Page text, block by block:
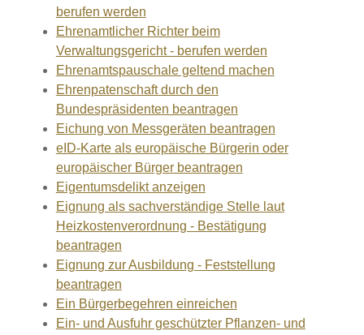
berufen werden
Ehrenamtlicher Richter beim
Verwaltungsgericht - berufen werden
Ehrenamtspauschale geltend machen
Ehrenpatenschaft durch den
Bundespräsidenten beantragen
Eichung von Messgeräten beantragen
eID-Karte als europäische Bürgerin oder
europäischer Bürger beantragen
Eigentumsdelikt anzeigen
Eignung als sachverständige Stelle laut
Heizkostenverordnung - Bestätigung
beantragen
Eignung zur Ausbildung - Feststellung
beantragen
Ein Bürgerbegehren einreichen
Ein- und Ausfuhr geschützter Pflanzen- und